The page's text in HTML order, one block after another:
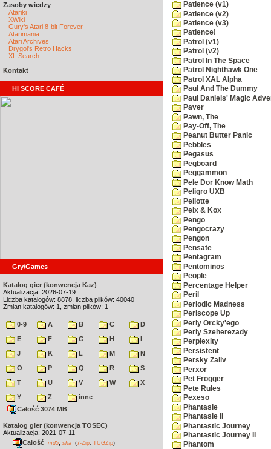
Zasoby wiedzy
Atariki
XWiki
Gury's Atari 8-bit Forever
Atarimania
Atari Archives
Drygol's Retro Hacks
XL Search
Kontakt
HI SCORE CAFÉ
Gry/Games
Katalog gier (konwencja Kaz)
Aktualizacja: 2026-07-19
Liczba katalogów: 8878, liczba plików: 40040
Zmian katalogów: 1, zmian plików: 1
0-9 A B C
D
E
F G H
I
J
K L M
N
O
P Q R
S
T
U V W
X
Y
Z
inne
Całość 3074 MB
Katalog gier (konwencja TOSEC)
Aktualizacja: 2021-07-11
Całość md5 sha (7-Zip TUGZip)
Patience (v1)
Patience (v2)
Patience (v3)
Patience!
Patrol (v1)
Patrol (v2)
Patrol In The Space
Patrol Nighthawk One
Patrol XAL Alpha
Paul And The Dummy
Paul Daniels' Magic
Paver
Pawn, The
Pay-Off, The
Peanut Butter Panic
Pebbles
Pegasus
Pegboard
Peggammon
Pele Dor Know Math
Peligro UXB
Pellotte
Pelx & Kox
Pengo
Pengocrazy
Pengon
Pensate
Pentagram
Pentominos
People
Percentage Helper
Peril
Periodic Madness
Periscope Up
Perly Orcky'ego
Perly Szeherezady
Perplexity
Persistent
Persky Zaliv
Perxor
Pet Frogger
Pete Rules
Pexeso
Phantasie
Phantasie II
Phantastic Journey
Phantastic Journey II
Phantom